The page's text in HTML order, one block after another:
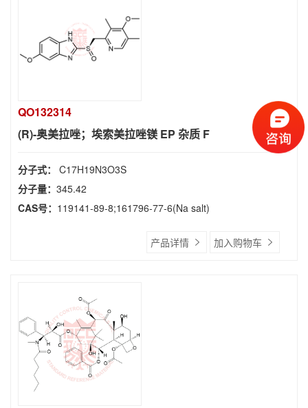
QO132314
(R)-奥美拉唑；埃索美拉唑镁 EP 杂质 F
分子式： C17H19N3O3S
分子量： 345.42
CAS号： 119141-89-8;161796-77-6(Na salt)
产品详情 加入购物车